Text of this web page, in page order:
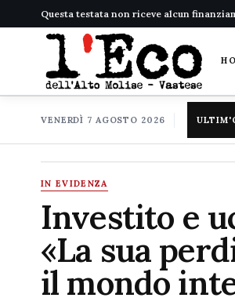
Questa testata non riceve alcun
VENERDÌ 7 AGOSTO 2026
IN EVIDENZA
Investito e
«La sua
il mondo